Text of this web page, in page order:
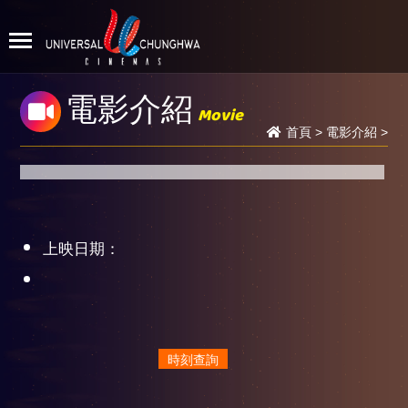
電影介紹 Movie
首頁> 電影介紹 >
上映日期：
時刻查詢